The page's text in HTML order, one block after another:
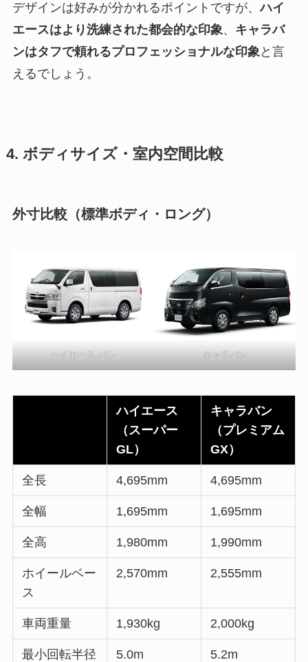
デザインは好みが分かれるポイントですが、ハイ
エースはより洗練された都会的な印象、 キャラバ
ンはタフで頼れるプロフェッショナルな印象と言
えるでしょう。
4. ボディサイズ・室内空間比較
外寸比較（標準ボディ・ロング）
ハイエース バン キャラバン
ハイエース
（スーパー
GL）
キャラバン
（プレミアム
GX）
全長 4,695mm 4,695mm
全幅 1,695mm 1,695mm
全高 1,980mm 1,990mm
ホイールベー
ス
2,570mm 2,555mm
車両重量 1,930kg 2,000kg
最小回転半径 5.0m 5.2m